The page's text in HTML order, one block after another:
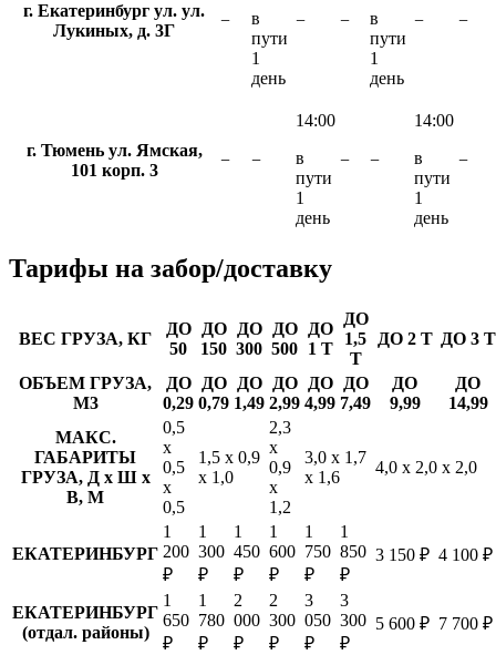
г. Екатеринбург ул. ул.
Лукиных, д. 3Г
−
в
пути
1
день
− −
в
пути
1
день
− −
г. Тюмень ул. Ямская,
101 корп. 3
− −
14:00
в
пути
1
день
− −
14:00
в
пути
1
день
−
Тарифы на забор/доставку
ВЕС ГРУЗА, КГ
ДО
50
ДО
150
ДО
300
ДО
500
ДО
1 Т
ДО
1,5
Т
ДО 2 Т ДО 3 Т
ОБЪЕМ ГРУЗА,
М3
ДО
0,29
ДО
0,79
ДО
1,49
ДО
2,99
ДО
4,99
ДО
7,49
ДО
9,99
ДО
14,99
МАКС.
ГАБАРИТЫ
ГРУЗА, Д х Ш х
В, М
0,5
х
0,5
х
0,5
1,5 х 0,9
х 1,0
2,3
х
0,9
х
1,2
3,0 х 1,7
х 1,6
4,0 х 2,0 х 2,0
ЕКАТЕРИНБУРГ
1
200
₽
1
300
₽
1
450
₽
1
600
₽
1
750
₽
1
850
₽
3 150 ₽ 4 100 ₽
ЕКАТЕРИНБУРГ
(отдал. районы)
1
650
₽
1
780
₽
2
000
₽
2
300
₽
3
050
₽
3
300
₽
5 600 ₽ 7 700 ₽